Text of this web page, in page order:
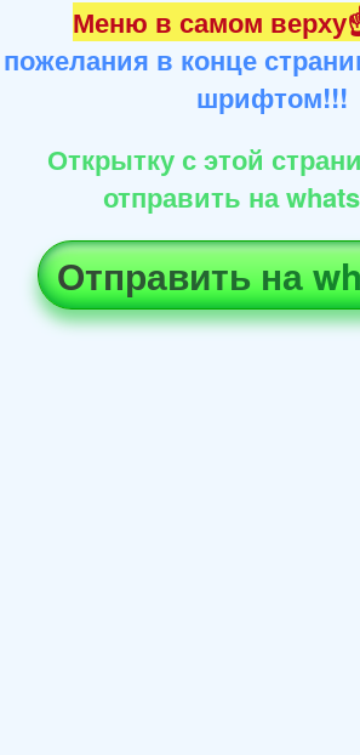
Меню в самом
пожелания в конце
шрифтом!!!
Открытку с этой
отправить на
Отправить на